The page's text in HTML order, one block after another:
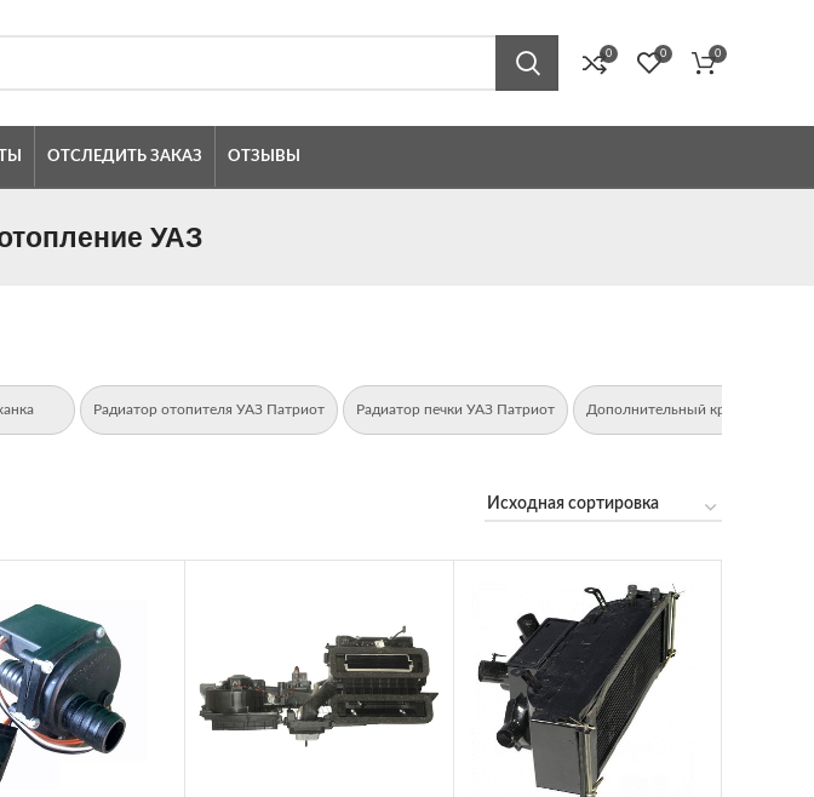
0 0 0
ОТСЛЕДИТЬ ЗАКАЗ ОТЗЫВЫ
УАЗ
Радиатор отопителя УАЗ Патриот Радиатор печки УАЗ Патриот Дополнительный кран